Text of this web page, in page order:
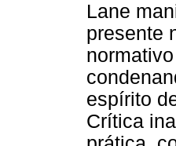
Lane
presente
espírito
Crítica